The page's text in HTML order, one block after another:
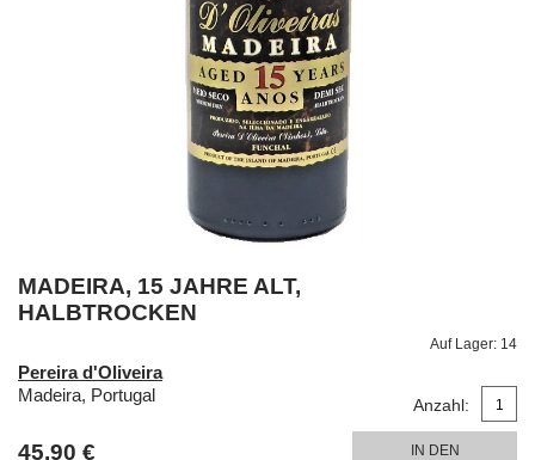
MADEIRA, 15 JAHRE ALT,
HALBTROCKEN
Pereira d'Oliveira
Madeira, Portugal
45,90 €
Auf Lager: 14
Anzahl:
IN DEN